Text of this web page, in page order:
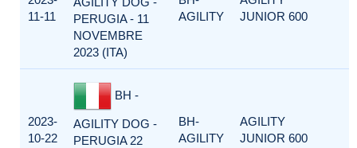
11-11
PERUGIA - 11
NOVEMBRE
2023 (ITA)
AGILITY
JUNIOR 600
2023-
10-22
BH -
AGILITY DOG -
PERUGIA 22
BH-
AGILITY
AGILITY
JUNIOR 600